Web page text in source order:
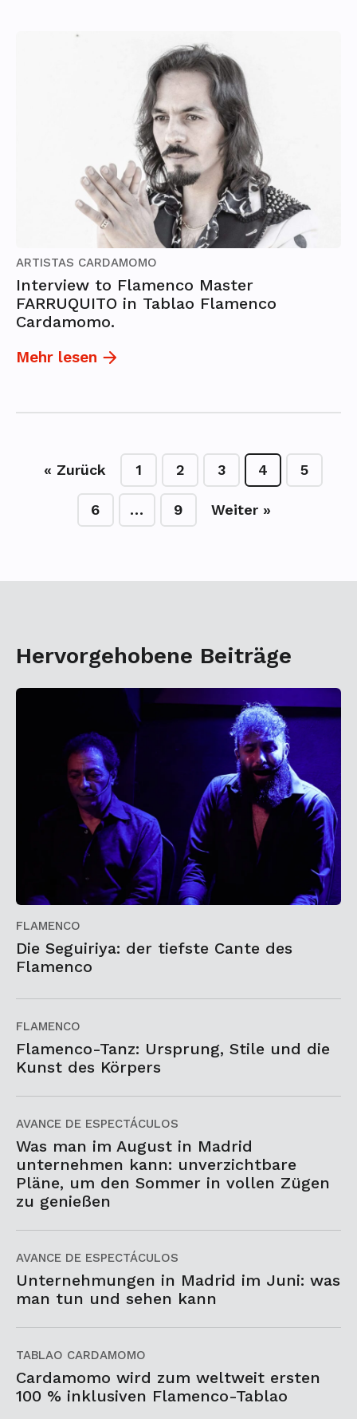
ARTISTAS CARDAMOMO
Interview to Flamenco Master
FARRUQUITO in Tablao Flamenco
Cardamomo.
Mehr lesen
« Zurück 1 2 3 4 5
6 … 9 Weiter »
Hervorgehobene Beiträge
FLAMENCO
Die Seguiriya: der tiefste Cante des
Flamenco
FLAMENCO
Flamenco-Tanz: Ursprung, Stile und die
Kunst des Körpers
AVANCE DE ESPECTÁCULOS
Was man im August in Madrid
unternehmen kann: unverzichtbare
Pläne, um den Sommer in vollen Zügen
zu genießen
AVANCE DE ESPECTÁCULOS
Unternehmungen in Madrid im Juni: was
man tun und sehen kann
TABLAO CARDAMOMO
Cardamomo wird zum weltweit ersten
100 % inklusiven Flamenco-Tablao